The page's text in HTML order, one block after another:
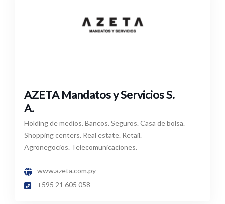
AZETA Mandatos y Servicios S.
A.
Holding de medios. Bancos. Seguros. Casa de bolsa.
Shopping centers. Real estate. Retail.
Agronegocios. Telecomunicaciones.
www.azeta.com.py
+595 21 605 058